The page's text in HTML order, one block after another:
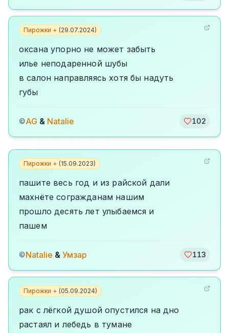
Пирожки + (29.07.2024)
оксана упорно не может забыть
илье неподаренной шубы
в салон направляясь хотя бы надуть
губы
©AG & Natalie 102
Пирожки + (15.09.2023)
пашите весь год и из райской дали
махнёте согражданам нашим
прошло десять лет улыбаемся и
пашем
©Natalie & Умзар 113
Пирожки + (05.09.2024)
рак с лёгкой душой опустился на дно
растаял и лебедь в тумане